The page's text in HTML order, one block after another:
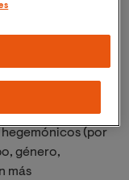
a las
pero no un
La
las personas
(por
género,
más